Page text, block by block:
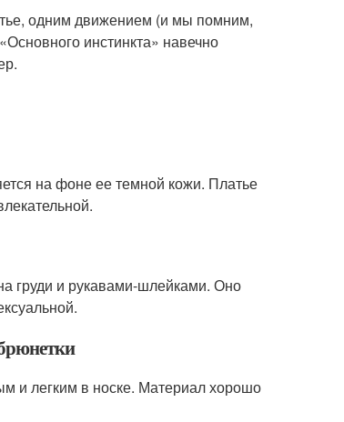
одним движением (и мы помним,
инстинкта» навечно
на фоне ее темной кожи. Платье
груди и рукавами-шлейками. Оно
и легким в носке. Материал хорошо